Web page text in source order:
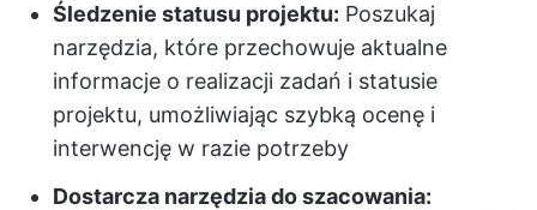
Śledzenie statusu projektu: Poszukaj
narzędzia, które przechowuje aktualne
informacje o realizacji zadań i statusie
projektu, umożliwiając szybką ocenę i
interwencję w razie potrzeby
Dostarcza narzędzia do szacowania: